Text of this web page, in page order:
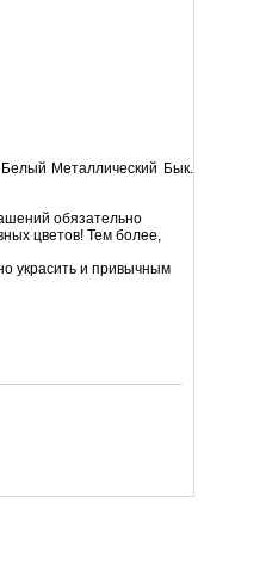
Белый Металлический Бык.
обязательно
цветов! Тем более,
украсить и привычным